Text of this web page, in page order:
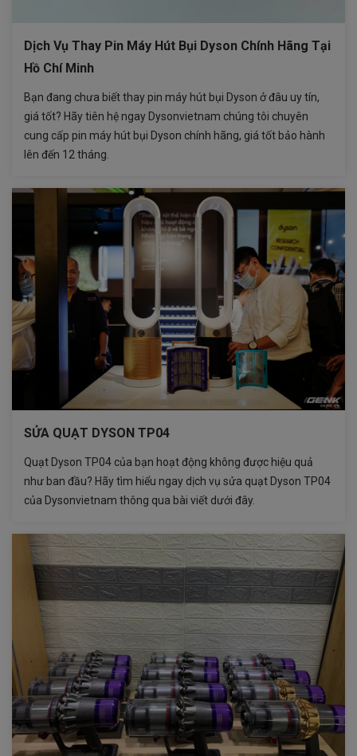
Dịch Vụ Thay Pin Máy Hút Bụi Dyson Chính Hãng Tại
Hồ Chí Minh
Bạn đang chưa biết thay pin máy hút bụi Dyson ở đâu uy tín,
giá tốt? Hãy tiên hệ ngay Dysonvietnam chúng tôi chuyên
cung cấp pin máy hút bụi Dyson chính hãng, giá tốt bảo hành
lên đến 12 tháng.
SỬA QUẠT DYSON TP04
Quạt Dyson TP04 của bạn hoạt động không được hiệu quả
như ban đầu? Hãy tìm hiểu ngay dịch vụ sửa quạt Dyson TP04
của Dysonvietnam thông qua bài viết dưới đây.